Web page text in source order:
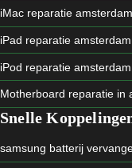
iMac reparatie amsterdam
iPad reparatie amsterdam
iPod reparatie amsterdam
Motherboard reparatie in
Snelle
samsung batterij